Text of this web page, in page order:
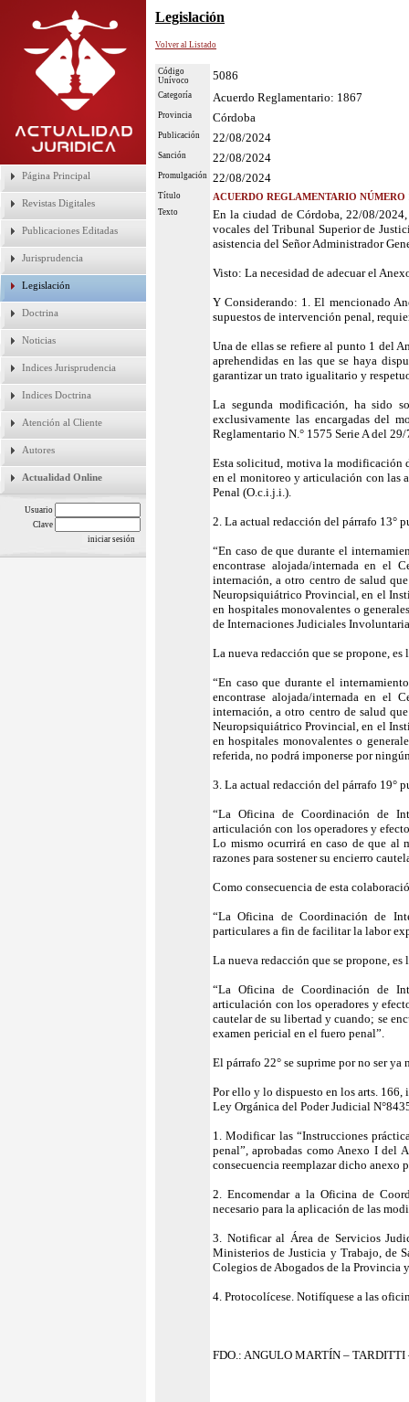
Página Principal
Revistas Digitales
Publicaciones Editadas
Jurisprudencia
Legislación
Doctrina
Noticias
Indices Jurisprudencia
Indices Doctrina
Atención al Cliente
Autores
Actualidad Online
Usuario
Clave
Legislación
Volver al Listado
Código
Unívoco
5086
Categoría Acuerdo Reglamentario: 1867
Provincia Córdoba
Publicación 22/08/2024
Sanción 22/08/2024
Promulgación 22/08/2024
Título ACUERDO REGLAMENTARIO
Texto
En la ciudad de Córdoba, 22/08/
vocales del Tribunal Superior de
asistencia del Señor Administrador
Visto: La necesidad de adecuar el
Y Considerando: 1. El mencionado
supuestos de intervención penal,
Una de ellas se refiere al punto 1 del
aprehendidas en las que se haya
garantizar un trato igualitario y
La segunda modificación, ha sido
exclusivamente las encargadas del
Reglamentario N.° 1575 Serie A del
Esta solicitud, motiva la modificación
en el monitoreo y articulación con las
Penal (O.c.i.j.i.).
2. La actual redacción del párrafo 13°
“En caso de que durante el
encontrase alojada/internada en el
internación, a otro centro de salud
Neuropsiquiátrico Provincial, en el
en hospitales monovalentes o
de Internaciones Judiciales
La nueva redacción que se propone, es
“En caso que durante el
encontrase alojada/internada en el
internación, a otro centro de salud
Neuropsiquiátrico Provincial, en el
en hospitales monovalentes o
referida, no podrá imponerse por
3. La actual redacción del párrafo 19°
“La Oficina de Coordinación de
articulación con los operadores y
Lo mismo ocurrirá en caso de que al
razones para sostener su encierro
Como consecuencia de esta
“La Oficina de Coordinación de
particulares a fin de facilitar la labor
La nueva redacción que se propone, es
“La Oficina de Coordinación de
articulación con los operadores y
cautelar de su libertad y cuando; se
examen pericial en el fuero penal”.
El párrafo 22° se suprime por no ser ya
Por ello y lo dispuesto en los arts.
Ley Orgánica del Poder Judicial
1. Modificar las “Instrucciones
penal”, aprobadas como Anexo I del
consecuencia reemplazar dicho anexo
2. Encomendar a la Oficina de
necesario para la aplicación de las
3. Notificar al Área de Servicios
Ministerios de Justicia y Trabajo, de
Colegios de Abogados de la Provincia
4. Protocolícese. Notifíquese a las
FDO.: ANGULO MARTÍN – TARDITTI